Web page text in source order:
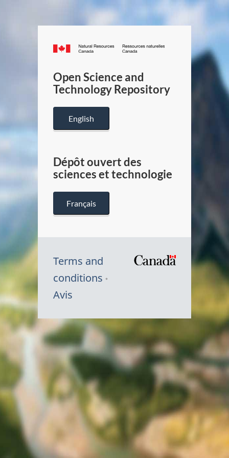
Canada.ca
/
Canada
Open Science and
Technology Repository
English
Dépôt ouvert des
sciences et technologie
Français
Terms and
conditions
Avis
Canada